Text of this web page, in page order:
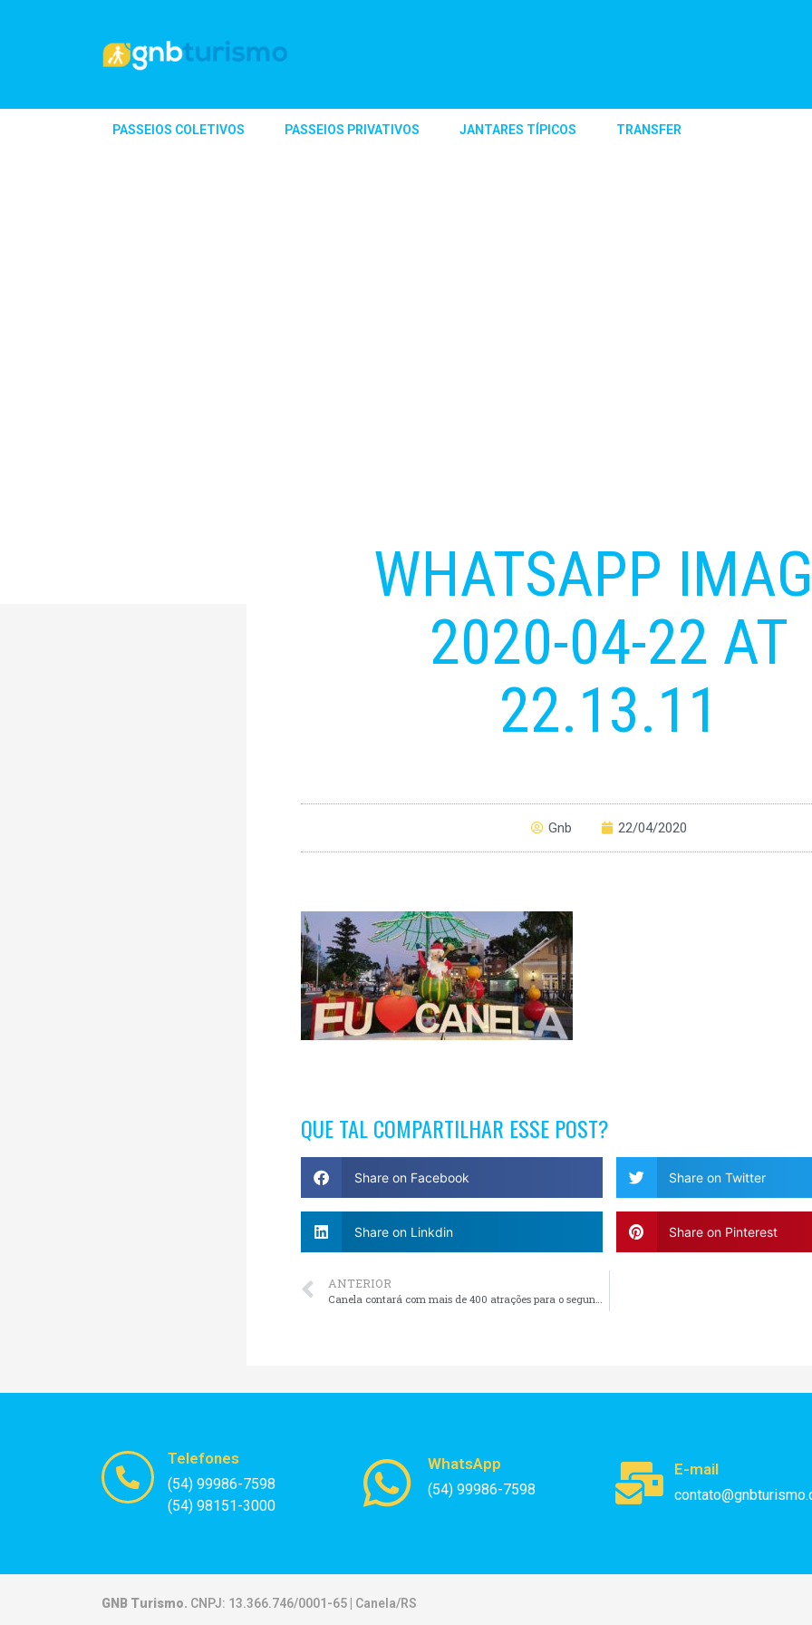
PASSEIOS COLETIVOS PASSEIOS PRIVATIVOS JANTARES TÍPICOS TRANSFER
WHATSAPP
2020-04-22 AT
22.13.11
Gnb 22/04/2020
QUE TAL COMPARTILHAR ESSE POST?
Share on Facebook Share on Twitter
Share on Linkdin Share on Pinterest
ANTERIOR
Canela contará com mais de 400 atrações para o segundo semestre de 2020
Telefones
(54) 99986-7598
(54) 98151-3000
WhatsApp
(54) 99986-7598
E-mail
GNB Turismo. CNPJ: 13.366.746/0001-65 | Canela/RS